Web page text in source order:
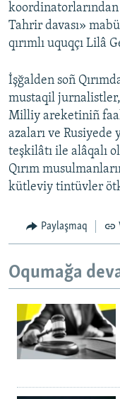
Tahrir davası»
qırımlı uquqçı Lilâ
İşğalden soñ
mustaqil
Milliy areketiniñ
azaları ve
teşkilâtı ile alâqalı
Qırım
kütleviy tintüvler
Paylaşmaq
Oqumağa